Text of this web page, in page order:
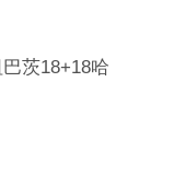
茨18+18哈